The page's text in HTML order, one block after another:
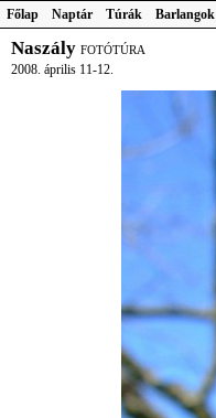
Főlap Naptár Túrák Barlangok
Naszály FOTÓTÚRA
2008. április 11-12.